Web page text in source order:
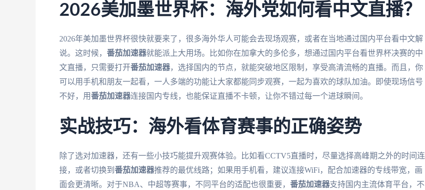
2026美加墨世界杯：海外党如何看中文直播？
2026年美加墨世界杯很快就要来了，很多海外华人可能会去现场观赛，或者在当地通过国内平台看中文解
说。这时候， 番茄加速器就能派上大用场。比如你在加拿大的多伦多，想通过国内平台看世界杯决赛的中
文直播，只需要打开番茄加速器，选择国内的节点，就能突破地区限制，享受高清流畅的直播。而且，你
可以用手机和朋友一起看，一人多端的功能让大家都能同步观赛，一起为喜欢的球队加油。即使现场信号
不好，用番茄加速器连接国内专线，也能保证直播不卡顿，让你不错过每一个进球瞬间。
实战技巧：海外看体育赛事的正确姿势
除了选对加速器，还有一些小技巧能提升观赛体验。比如看CCTV5直播时，尽量选择高峰期之外的时间连
接，或者切换到 番茄加速器推荐的最优线路；如果用手机看，建议连接WiFi，配合加速器的专线带宽，画
面会更清晰。对于NBA、中超等赛事，不同平台的适配也很重要， 番茄加速器支持国内主流体育平台，不